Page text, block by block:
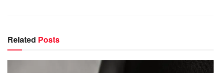
Related Posts